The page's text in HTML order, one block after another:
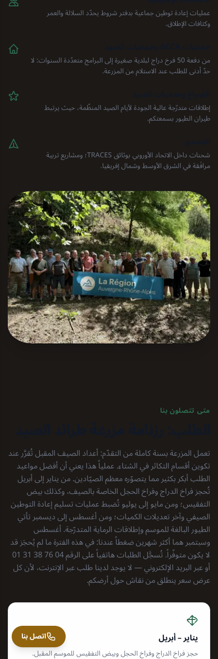
عمليات إعادة توطين جماعية بدفتر شروط يحدّد السلالة والعمر
وكثافات الإطلاق.
من دفعة 50 فرخ دراج لبلدية صغيرة إلى البرامج متعدّدة السنوات: لا
حدّ أدنى للطلب عند الاستلام من المزرعة.
إطلاقات متدرّجة عالية الجودة لأيام الصيد المنظّمة، حيث يرتبط
طيران الطيور بسمعتكم.
شحنات داخل الاتحاد الأوروبي بوثائق TRACES؛ ومشاريع تربية
مرافَقة في الشرق الأوسط وشمال إفريقيا.
متى تتصلون بنا
تعمل المزرعة بسنة كاملة من التقدّم: أعداد الصيف المقبل تُقرَّر عند
تكوين أقسام التكاثر في الشتاء. عملياً هذا يعني أن أفضل مواعيد
الطلب أبكر بكثير مما يتصوّره معظم الصيّادين. من يناير إلى أبريل
تُحجز فراخ الدراج وفراخ الحجل الخاصة بالصيف، وكذلك بيض
التفقيس؛ ومن مايو إلى يوليو تُضبط عمليات تسليم إعادة التوطين
الصيفي وآخر تعديلات الكميات؛ ومن أغسطس إلى ديسمبر تأتي
الطيور البالغة للموسم وإطلاقات الرماية المتدرّجة. أغسطس
وسبتمبر هما أكثر شهرين ضغطاً عندنا: في هذه الفترة ما لم يُحجَز قد
لا يكون متوفّراً. تُسجَّل الطلبات هاتفياً على الرقم 04 76 38 31 01
أو عبر البريد الإلكتروني — لا يوجد لدينا طلب عبر الإنترنت، لأن كل
عرض سعر ينطلق من نقاش حول أرضكم.
يناير – أبريل
حجز فراخ الدراج وفراخ الحجل وبيض التفقيس للموسم المقبل.
اتصل بنا